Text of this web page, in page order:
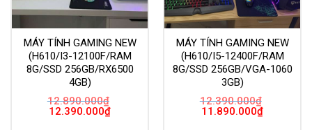
MÁY TÍNH GAMING NEW
(H610/I3-12100F/RAM
8G/SSD 256GB/RX6500
4GB)
12.890.000₫
Giá
12.390.000₫Giá
MÁY TÍNH GAMING NEW
(H610/I5-12400F/RAM
8G/SSD 256GB/VGA-1060
3GB)
12.390.000₫
Giá
11.890.000₫Giá